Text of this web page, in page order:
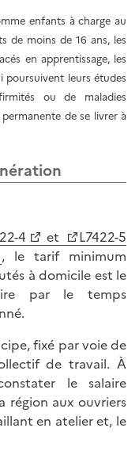
enfants à charge au
de moins de 16 ans, les
en apprentissage, les
poursuivent leurs études
ou de maladies
de se livrer à
4 et
L7422-5
, le tarif minimum
à domicile est le
par le temps
fixé par voie de
de travail. À
le salaire
région aux ouvriers
en atelier et, le